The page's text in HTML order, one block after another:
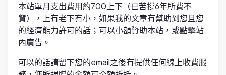
本站單月支出費用約700上下（已苦撐6年所費不
貲），上有老下有小，如果我的文章有幫助到您且您
的經濟能力許可的話；可以小額贊助本站，或點擊站
內廣告。
可以的話請留下您的email之後有提供任何線上收費服